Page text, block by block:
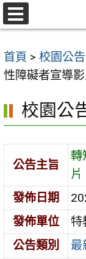
跳
至
要
內
區
首頁 > 校園公告
性障礙者宣導影
校園公
公告主旨
轉
片
發佈日期
發佈單位
特
公告類別
最
選
單